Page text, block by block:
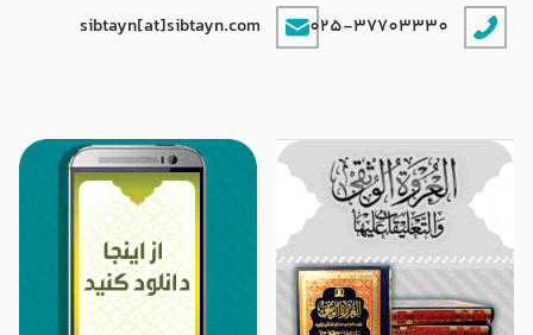
025-37703330
sibtayn[at]sibtayn.com